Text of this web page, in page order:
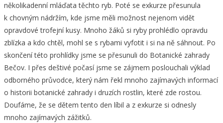
několikadenní mláďata těchto ryb. Poté se exkurze přesunula
k chovným nádržím, kde jsme měli možnost nejenom vidět
opravdové trofejní kusy. Mnoho žáků si ryby prohlédlo opravdu
zblízka a kdo chtěl, mohl se s rybami vyfotit i si na ně sáhnout. Po
skončení této prohlídky jsme se přesunuli do Botanické zahrady
Bečov. I přes deštivé počasí jsme se zájmem poslouchali výklad
odborného průvodce, který nám řekl mnoho zajímavých informací
o historii botanické zahrady i druzích rostlin, které zde rostou.
Doufáme, že se dětem tento den líbil a z exkurze si odnesly
mnoho zajímavých zážitků.